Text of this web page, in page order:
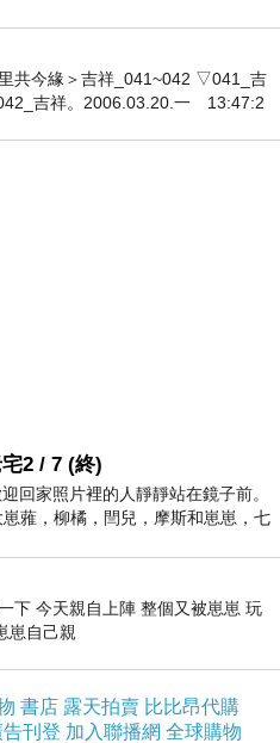
和那燒滅眾敵人的烈火
共今緣＞吉祥_041~042 ▽041_吉
吉祥。2006.03.20.一 13:47:2
2 / 7 (終)
回家照片裡的人靜靜站在鏡子前。
蕥，柳橘，閆兒，摩斯和崽崽，七
站在鏡框之外，如同
下 今天親自上陣 整個又被崽崽 玩
自己親
書店 露天拍賣 比比昂代購
告刊登 加入聯播網 全球購物